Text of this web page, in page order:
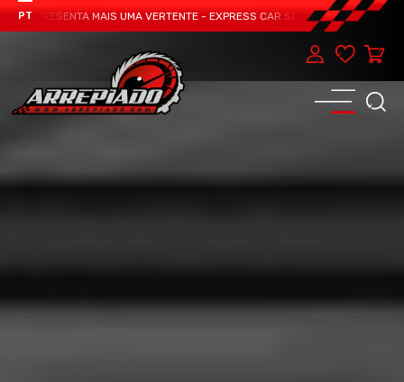
PT
APRESENTA MAIS UMA VERTENTE - EXPRESS CAR SERVICE, MANUTENÇÃO